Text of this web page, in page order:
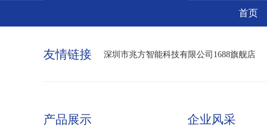
首页
友情链接 深圳市兆方智能科技有限公司1688旗舰店
产品展示 企业风采